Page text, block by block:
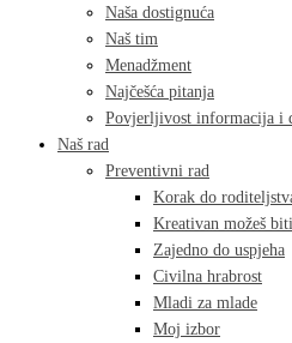
Naša dostignuća
Naš tim
Menadžment
Najčešća pitanja
Povjerljivost informacija i
Naš rad
Preventivni rad
Korak do
Kreativan možeš
Zajedno do uspjeha
Civilna hrabrost
Mladi za mlade
Moj izbor